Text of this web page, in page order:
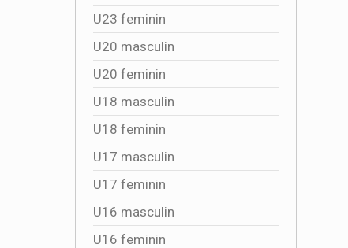
U23 feminin
U20 masculin
U20 feminin
U18 masculin
U18 feminin
U17 masculin
U17 feminin
U16 masculin
U16 feminin